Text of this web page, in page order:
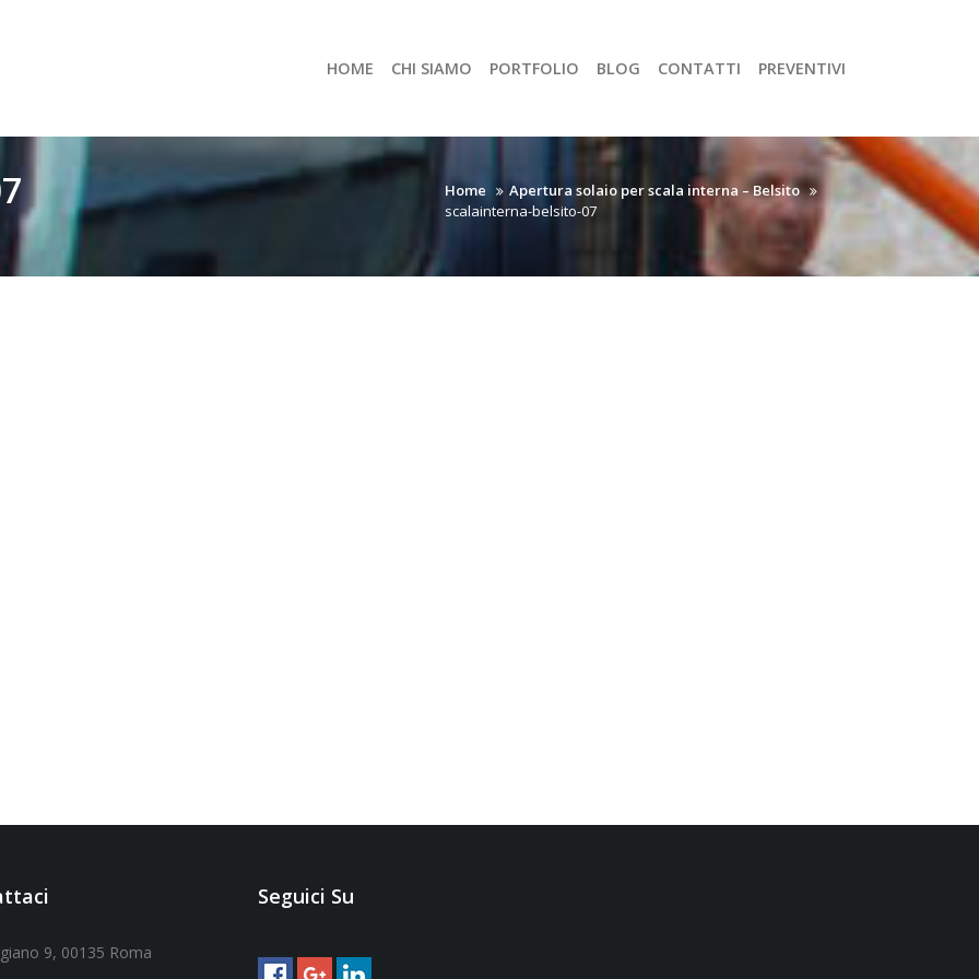
HOME CHI SIAMO PORTFOLIO BLOG CONTATTI PREVENTIVI
Home
Apertura solaio per scala interna – Belsito
scalainterna-belsito-07
9, 00135 Roma
Seguici Su